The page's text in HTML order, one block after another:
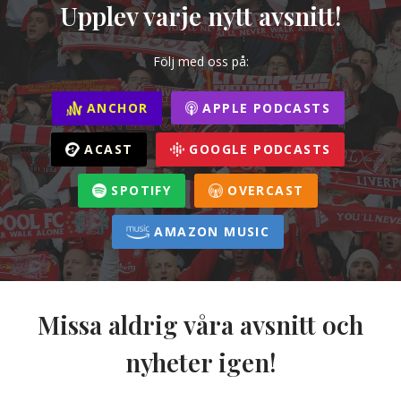
Upplev varje nytt avsnitt!
Följ med oss på:
ANCHOR APPLE PODCASTS
ACAST GOOGLE PODCASTS
SPOTIFY OVERCAST
AMAZON MUSIC
Missa aldrig våra avsnitt och
nyheter igen!